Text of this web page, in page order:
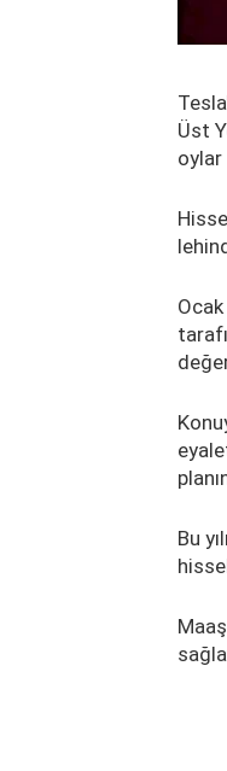
Üst
oylar
Bu